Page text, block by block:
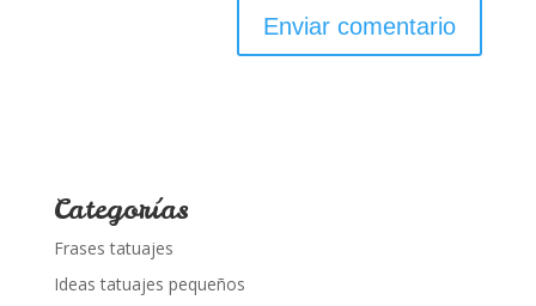
Categorías
Frases tatuajes
Ideas tatuajes pequeños